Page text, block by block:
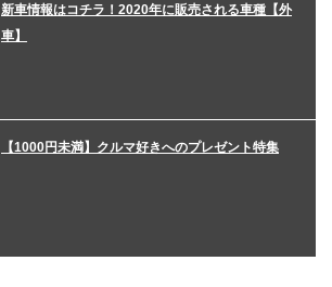
新車情報はコチラ！2020年に販売される車種【外
車】
【1000円未満】クルマ好きへのプレゼント特集